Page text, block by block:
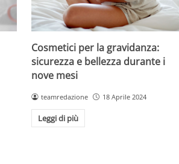
Cosmetici per la gravidanza:
sicurezza e bellezza durante i
nove mesi
teamredazione 18 Aprile 2024
Leggi di più